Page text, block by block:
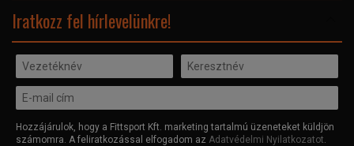
Iratkozz fel hírlevelünkre!
Hozzájárulok, hogy a Fittsport Kft. marketing tartalmú üzeneteket küldjön
számomra. A feliratkozással elfogadom az Adatvédelmi Nyilatkozatot.